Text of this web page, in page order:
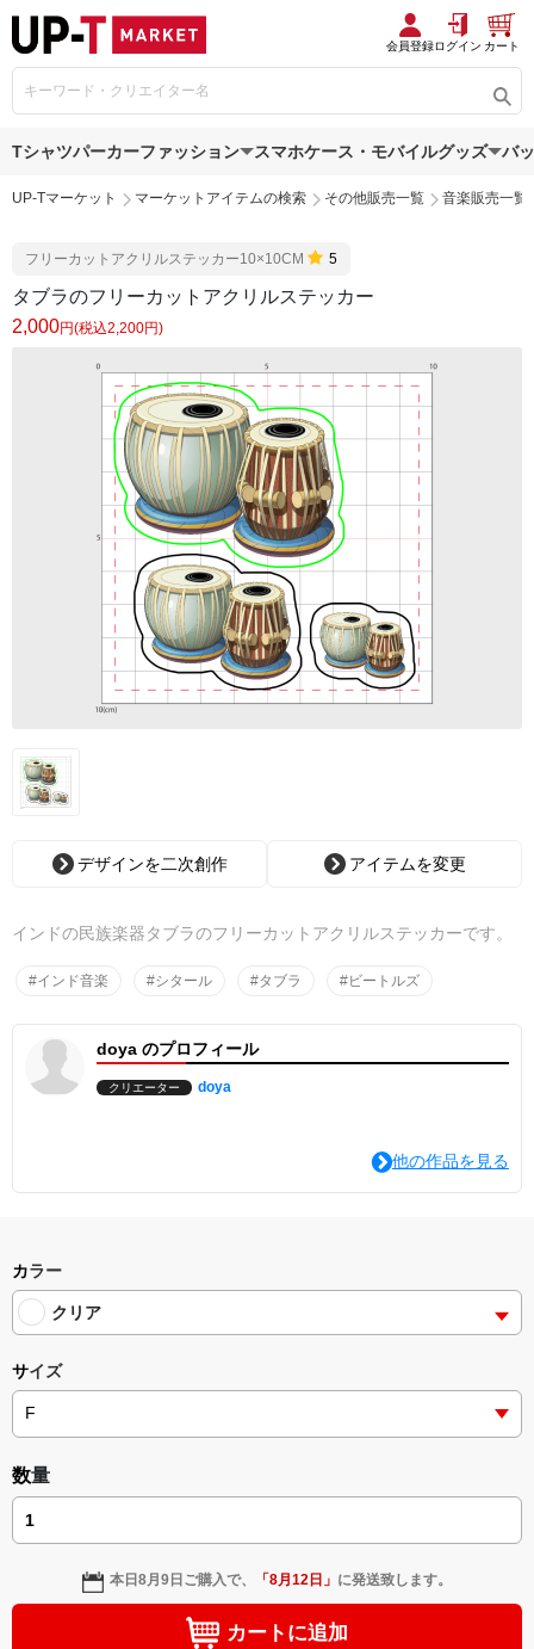
会員登録ログイン カート
Tシャツパーカーファッション スマホケース・モバイルグッズ バ
UP-Tマーケット マーケットアイテムの検索 その他販売一覧 音楽販売一覧
フリーカットアクリルステッカー10×10CM 5
タブラのフリーカットアクリルステッカー
2,000円(税込2,200円)
デザインを二次創作 アイテムを変更
インドの民族楽器タブラのフリーカットアクリルステッカーです。
#インド音楽 #シタール #タブラ #ビートルズ
doya のプロフィール
クリエーター doya
他の作品を見る
カラー
クリア
サイズ
数量
本日8月9日 ご購入で、 「8月12日 」 に発送致します。
カートに追加